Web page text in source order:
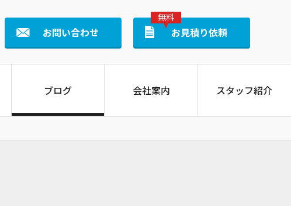
お問い合わせ
無料
お見積り依頼
ブログ 会社案内 スタッフ紹介